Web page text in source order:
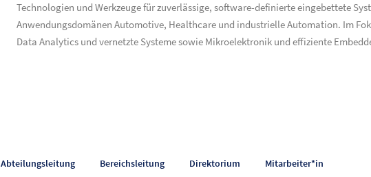
Technologien und Werkzeuge für zuverlässige, software-definierte eingebettete
Anwendungsdomänen Automotive, Healthcare und industrielle Automation. Im
Data Analytics und vernetzte Systeme sowie Mikroelektronik und effiziente
Abteilungsleitung Bereichsleitung Direktorium Mitarbeiter*in